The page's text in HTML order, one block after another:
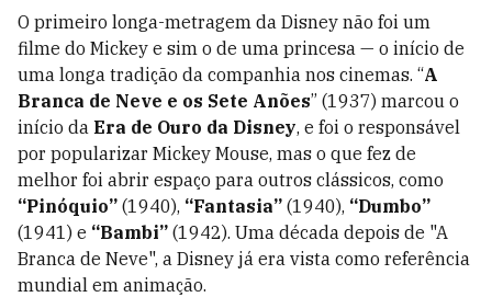
O primeiro longa-metragem da Disney não foi um
filme do Mickey e sim o de uma princesa — o início de
uma longa tradição da companhia nos cinemas. “A
Branca de Neve e os Sete Anões” (1937) marcou o
início da Era de Ouro da Disney, e foi o responsável
por popularizar Mickey Mouse, mas o que fez de
melhor foi abrir espaço para outros clássicos, como
“Pinóquio” (1940), “Fantasia” (1940), “Dumbo”
(1941) e “Bambi” (1942). Uma década depois de "A
Branca de Neve", a Disney já era vista como referência
mundial em animação.